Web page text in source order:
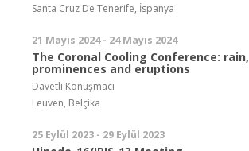
Santa Cruz De Tenerife, İspanya
21 Mayıs 2024 - 24 Mayıs 2024
The Coronal Cooling Conference: rain,
prominences and eruptions
Davetli Konuşmacı
Leuven, Belçika
25 Eylül 2023 - 29 Eylül 2023